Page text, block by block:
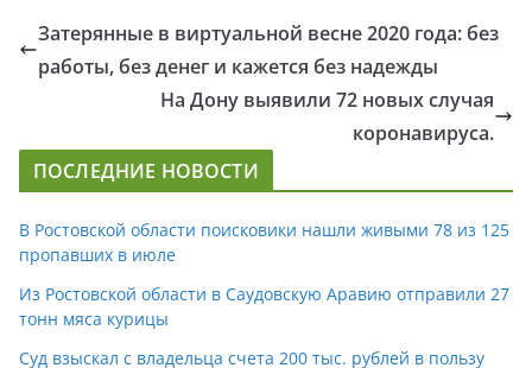
Затерянные в виртуальной весне 2020 года: без
работы, без денег и кажется без надежды
На Дону выявили 72 новых случая
коронавируса.
ПОСЛЕДНИЕ НОВОСТИ
В Ростовской области поисковики нашли живыми 78 из 125
пропавших в июле
Из Ростовской области в Саудовскую Аравию отправили 27
тонн мяса курицы
Суд взыскал с владельца счета 200 тыс. рублей в пользу